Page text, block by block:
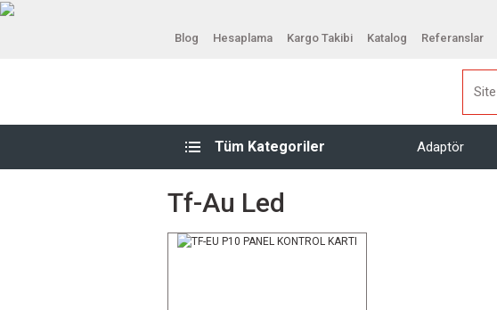
Blog Hesaplama Kargo Takibi Katalog Referanslar
Tüm Kategoriler Adaptör
Tf-Au Led